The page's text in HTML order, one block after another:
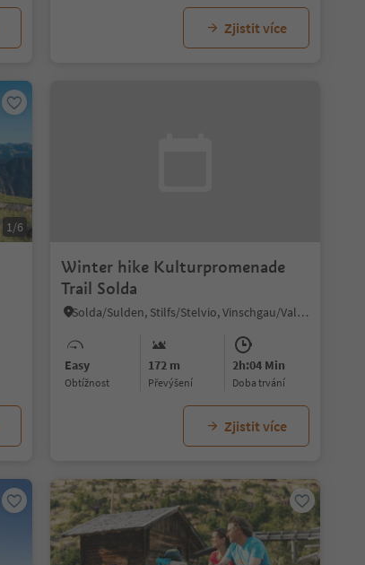
Zjistit více
1/6
Winter hike Kulturpromenade
Trail Solda
Solda/Sulden, Stilfs/Stelvio, Vinschgau/Val Venosta
Easy
Obtížnost
172 m
Převýšení
2h:04 Min
doba trvání
Zjistit více